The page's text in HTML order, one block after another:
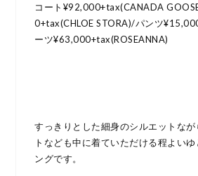
コート¥92,000+tax(CANADA
0+tax(CHLOE STORA)/パンツ
ーツ¥63,000+tax(ROSEANNA)
すっきりとした細身のシルエットなが
トなども中に着ていただける程よい
ングです。